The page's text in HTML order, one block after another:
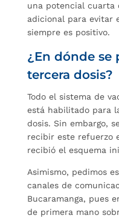
una potencial cuarta
adicional para evitar
siempre es positivo.
¿En dónde se
tercera dosis?
Todo el sistema de
está habilitado para
dosis. Sin embargo,
recibir este refuerzo
recibió el esquema
Asimismo, pedimos
canales de
Bucaramanga, pues
de primera mano